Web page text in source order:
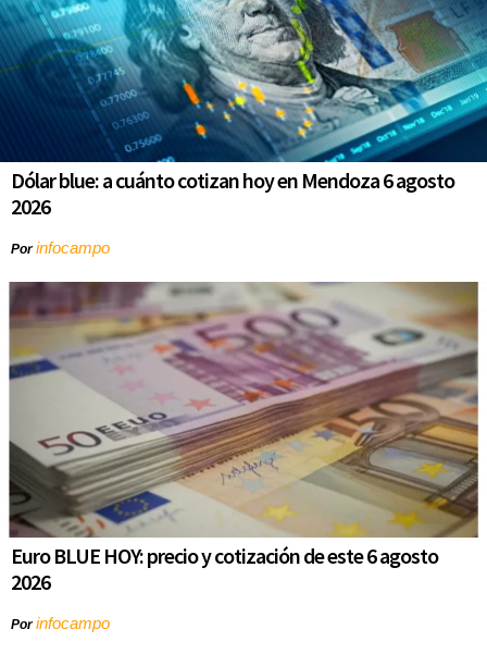
Dólar blue: a cuánto cotizan hoy en Mendoza 6 agosto
2026
Porinfocampo
Euro BLUE HOY: precio y cotización de este 6 agosto
2026
Porinfocampo